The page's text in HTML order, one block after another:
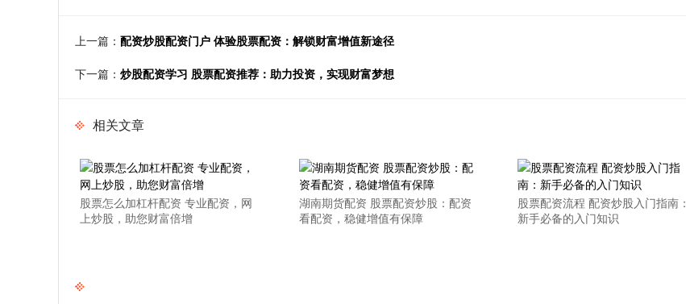
上一篇： 配资炒股配资门户 体验股票配资：解锁财富增值新途径
下一篇： 炒股配资学习 股票配资推荐：助力投资，实现财富梦想
相关文章
股票怎么加杠杆配资 专业配资，网
上炒股，助您财富倍增
湖南期货配资 股票配资炒股：配资
看配资，稳健增值有保障
股票配资流程 配资炒股入门指南：
新手必备的入门知识